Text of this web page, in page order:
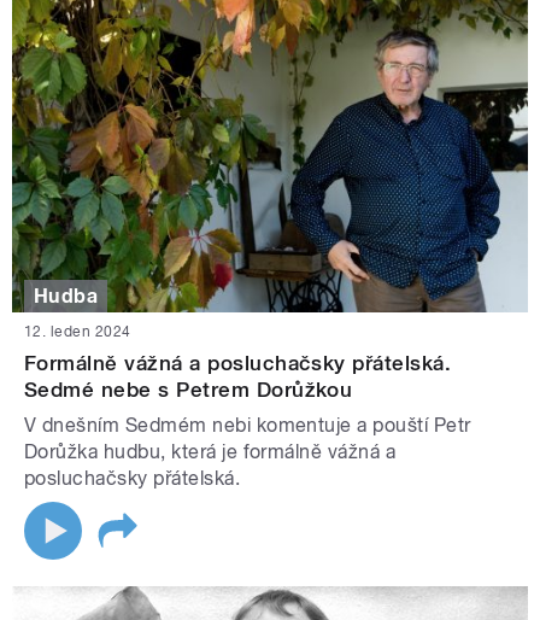
Hudba
12. leden 2024
Formálně vážná a posluchačsky přátelská.
Sedmé nebe s Petrem Dorůžkou
V dnešním Sedmém nebi komentuje a pouští Petr
Dorůžka hudbu, která je formálně vážná a
posluchačsky přátelská.